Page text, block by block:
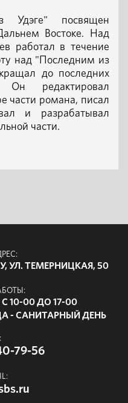
Удэге" посвящен
Востоке. Над
работал в течение
над "Последним из
до последних
редактировал
части романа, писал
и разрабатывал
части.
УЛ. ТЕМЕРНИЦКАЯ, 50
10-00 ДО 17-00
- САНИТАРНЫЙ ДЕНЬ
79-56